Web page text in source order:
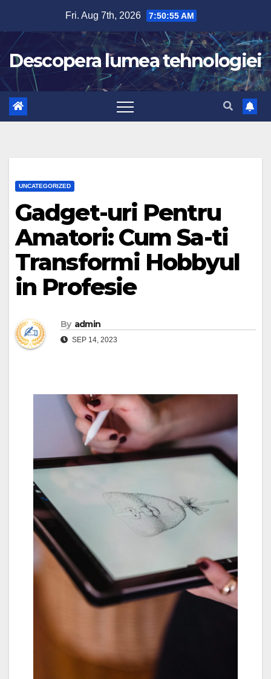
content
Fri. Aug 7th, 2026 7:50:56 AM
Descopera lumea tehnologiei
UNCATEGORIZED
Gadget-uri Pentru
Amatori: Cum Sa-ti
Transformi Hobbyul
in Profesie
By admin
SEP 14, 2023